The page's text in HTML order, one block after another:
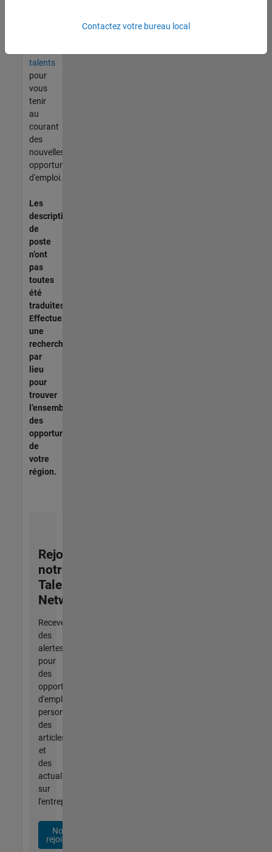
talents
pour
vous
tenir
au
courant
des
nouvelles
opportunités
d'emploi.
Les
descriptions
de
poste
n’ont
pas
toutes
été
traduites.
Effectuez
une
recherche
par
lieu
pour
trouver
l’ensemble
des
opportunités
de
votre
région.
Rejoignez
notre
Talent
Network
Recevez
des
alertes
pour
des
opportunités
d'emploi
personnalisées,
des
articles
et
des
actualités
sur
l'entreprise.
Nous
rejoindre
Contactez votre bureau local